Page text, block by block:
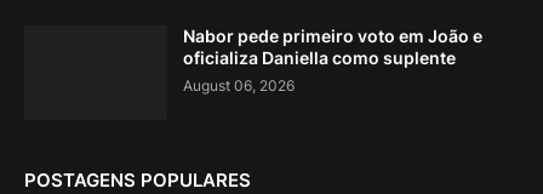
Nabor pede primeiro voto em João e
oficializa Daniella como suplente
August 06, 2026
POSTAGENS POPULARES